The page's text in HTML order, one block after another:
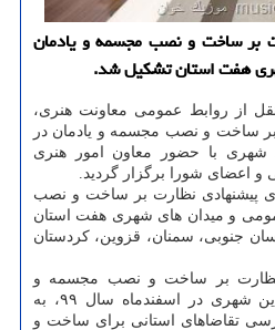
بر ساخت و نصب مجسمه و یادمان
هفت استان تشکیل شد.
از روابط عمومی معاونت هنری،
ساخت و نصب مجسمه و یادمان در
شهری با حضور معاون امور هنری
و اعضای شورا برگزار گردید.
پیشنهادی نظارت بر ساخت و نصب
و میدان های شهری هفت استان
جنوبی، سمنان، قزوین، کردستان
نظارت بر ساخت و نصب مجسمه و
یادمان اماکن عمومی و میادین شهری در اسفندماه سال ۹۹، به
تقاضاهای استانی برای ساخت و